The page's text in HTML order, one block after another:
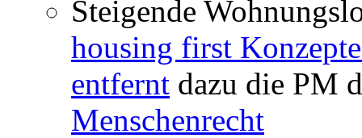
Steigende
housing first
entfernt dazu die PM
Menschenrecht